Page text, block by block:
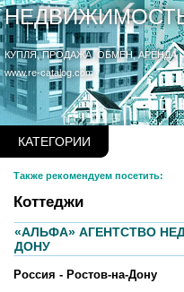
КУПЛЯ, ПРОДАЖА, ОБМЕН, АРЕНДА
www.re-catalog.com
КАТЕГОРИИ
Также рекомендуем посетить:
Коттеджи
«АЛЬФА» АГЕНТСТВО
ДОНУ
Россия - Ростов-на-Дону